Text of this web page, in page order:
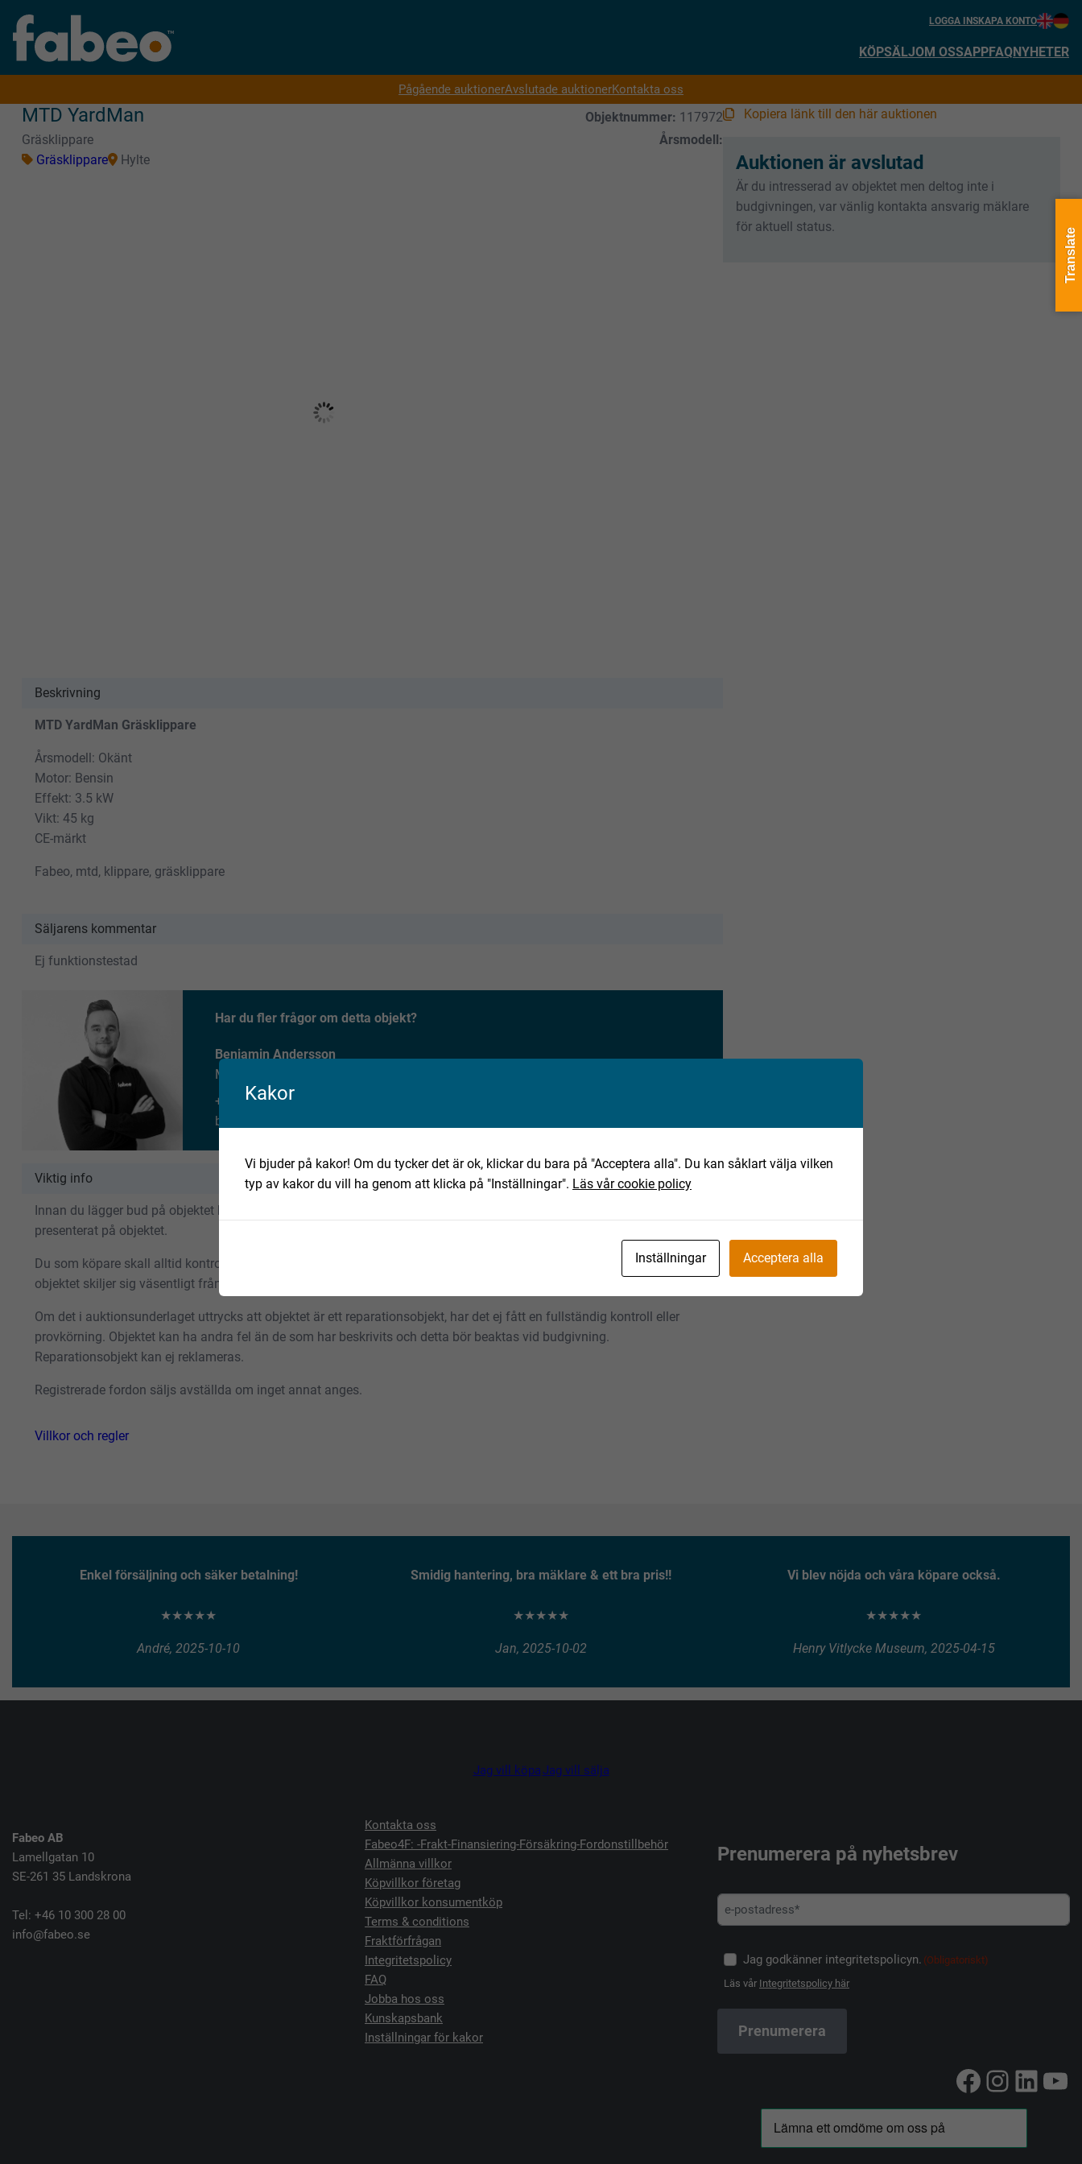
LOGGA INSKAPA KONTO
KÖPSÄLJOM OSSAPPFAQNYHETER
Pågående auktionerAvslutade auktionerKontakta oss
MTD YardMan Objektnummer: 117972
Gräsklippare
Årsmodell:
Gräsklippare
Hylte
Beskrivning
MTD YardMan Gräsklippare
Årsmodell: Okänt
Motor: Bensin
Effekt: 3.5 kW
Vikt: 45 kg
CE-märkt
Fabeo, mtd, klippare, gräsklippare
Säljarens kommentar
Ej funktionstestad
Har du fler frågor om detta objekt?
Benjamin Andersson
Maskinmäklare
+46 735 658 380
benjamin.andersson@fabeo.se
Viktig info
Innan du lägger bud på objektet bör du göra en egen granskning av det text-, bild- och filmmaterial som finns
presenterat på objektet.
Du som köpare skall alltid kontrollera objektet vid avhämtning. Eventuella anmärkningar härefter beaktas inte. Om
objektet skiljer sig väsentligt från objektsbeskrivningen skall Fabeo kontaktas innan objektet transporteras.
Om det i auktionsunderlaget uttrycks att objektet är ett reparationsobjekt, har det ej fått en fullständig kontroll eller
provkörning. Objektet kan ha andra fel än de som har beskrivits och detta bör beaktas vid budgivning.
Reparationsobjekt kan ej reklameras.
Registrerade fordon säljs avställda om inget annat anges.
Villkor och regler
Kopiera länk till den här auktionen
Auktionen är avslutad
Är du intresserad av objektet men deltog inte i
budgivningen, var vänlig kontakta ansvarig mäklare
för aktuell status.
Enkel försäljning och säker betalning!
★★★★★
André, 2025-10-10
Smidig hantering, bra mäklare & ett bra pris!!
★★★★★
Jan, 2025-10-02
Vi blev nöjda och våra köpare också.
★★★★★
Henry Vitlycke Museum, 2025-04-15
Jag vill köpaJag vill sälja
Fabeo AB
Lamellgatan 10
SE-261 35 Landskrona
Tel: +46 10 300 28 00
info@fabeo.se
Kontakta oss
Fabeo4F: -Frakt-Finansiering-Försäkring-Fordonstillbehör
Allmänna villkor
Köpvillkor företag
Köpvillkor konsumentköp
Terms & conditions
Fraktförfrågan
Integritetspolicy
FAQ
Jobba hos oss
Kunskapsbank
Inställningar för kakor
Prenumerera på nyhetsbrev
Jag godkänner integritetspolicyn. (Obligatoriskt)
Läs vår Integritetspolicy här
Facebook
Kakor
Vi bjuder på kakor! Om du tycker det är ok, klickar du bara på "Acceptera alla". Du kan såklart välja vilken
typ av kakor du vill ha genom att klicka på "Inställningar". Läs vår cookie policy
Inställningar Acceptera alla
Translate